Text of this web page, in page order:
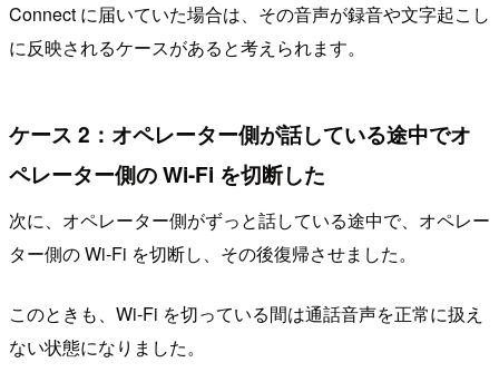
Connect に届いていた場合は、その音声が録音や文字起こし
に反映されるケースがあると考えられます。
ケース 2：オペレーター側が話している途中でオ
ペレーター側の Wi-Fi を切断した
次に、オペレーター側がずっと話している途中で、オペレー
ター側の Wi-Fi を切断し、その後復帰させました。
このときも、Wi-Fi を切っている間は通話音声を正常に扱え
ない状態になりました。